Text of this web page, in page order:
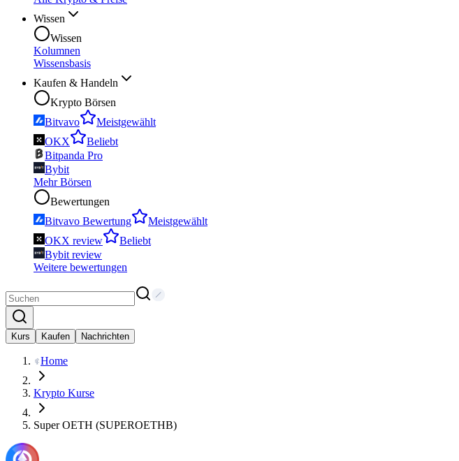
Wissen
Wissen
Kolumnen
Wissensbasis
Kaufen & Handeln
Krypto Börsen
Bitvavo
Meistgewählt
OKX
Beliebt
Bitpanda Pro
Bybit
Mehr Börsen
Bewertungen
Bitvavo Bewertung
Meistgewählt
OKX review
Beliebt
Bybit review
Weitere bewertungen
Kurs Kaufen Nachrichten
Home
Krypto Kurse
Super OETH (SUPEROETHB)